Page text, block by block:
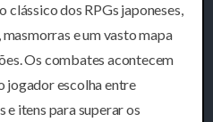
clássico dos RPGs japoneses,
e um vasto mapa
Os combates acontecem
jogador escolha entre
e itens para superar os